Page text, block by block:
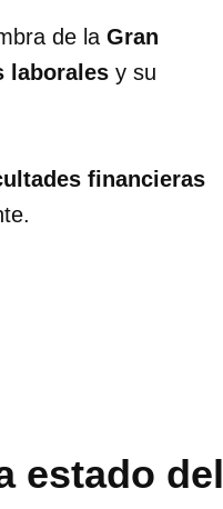
de la Gran
laborales y su
financieras
estado del